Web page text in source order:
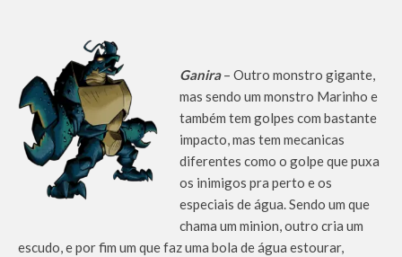
Ganira– Outro monstro gigante,
mas sendo um monstro Marinho e
também tem golpes com bastante
impacto, mas tem mecanicas
diferentes como o golpe que puxa
os inimigos pra perto e os
especiais de água. Sendo um que
chama um minion, outro cria um
escudo, e por fim um que faz uma bola de água estourar,